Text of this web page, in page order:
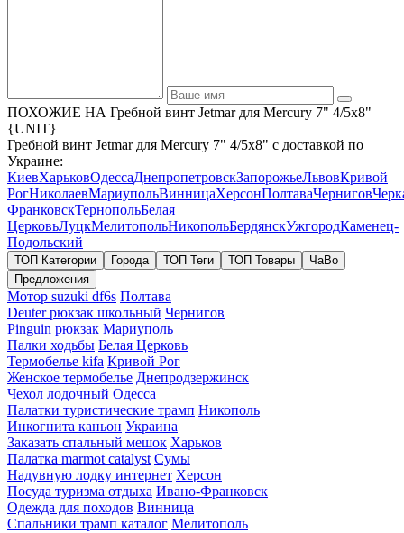
ПОХОЖИЕ НА Гребной винт Jetmar для Mercury 7" 4/5x8"
{UNIT}
Гребной винт Jetmar для Mercury 7" 4/5x8" с доставкой по
Украине:
КиевХарьковОдессаДнепропетровскЗапорожьеЛьвовКривой
РогНиколаевМариупольВинницаХерсонПолтаваЧернигов
ФранковскТернопольБелая
ЦерковьЛуцкМелитопольНикопольБердянскУжгородКаменец-
Подольский
ТОП Категории Города ТОП Теги ТОП Товары
ЧаВо
Предложения
Мотор suzuki df6s Полтава
Deuter рюкзак школьный Чернигов
Pinguin рюкзак Мариуполь
Палки ходьбы Белая Церковь
Термобелье kifa Кривой Рог
Женское термобелье Днепродзержинск
Чехол лодочный Одесса
Палатки туристические трамп Никополь
Инкогнита каньон Украина
Заказать спальный мешок Харьков
Палатка marmot catalyst Сумы
Надувную лодку интернет Херсон
Посуда туризма отдыха Ивано-Франковск
Одежда для походов Винница
Спальники трамп каталог Мелитополь